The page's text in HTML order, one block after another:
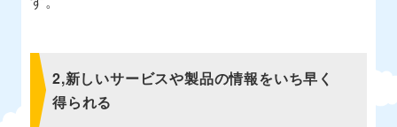
2,新しいサービスや製品の情報をいち早く
得られる